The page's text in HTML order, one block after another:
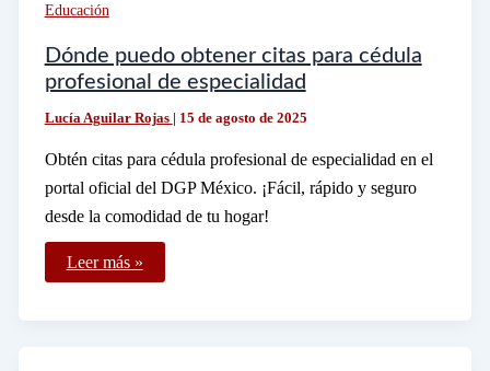
educación
Educación
Dónde puedo obtener citas para cédula
profesional de especialidad
Lucía Aguilar Rojas | 15 de agosto de 2025
Obtén citas para cédula profesional de especialidad en el
portal oficial del DGP México. ¡Fácil, rápido y seguro
desde la comodidad de tu hogar!
Dónde
puedo
Leer más »